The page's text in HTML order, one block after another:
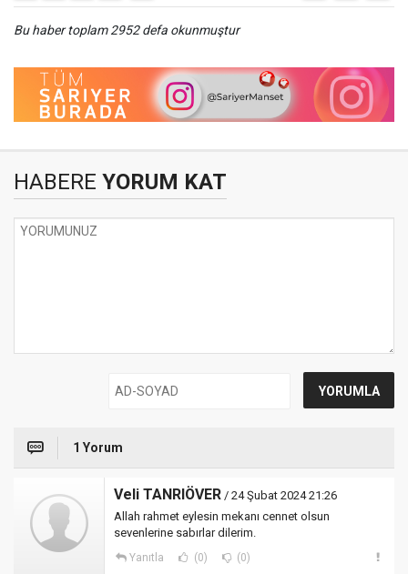
Bu haber toplam 2952 defa okunmuştur
HABERE YORUM KAT
1 Yorum
Veli TANRIÖVER / 24 Şubat 2024 21:26
Allah rahmet eylesin mekanı cennet olsun
sevenlerine sabırlar dilerim.
Yanıtla (0) (0)